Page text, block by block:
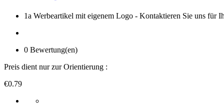
1a Werbeartikel mit eigenem Logo - Kontaktieren Sie uns für
0 Bewertung(en)
Preis dient nur zur Orientierung :
€0.79